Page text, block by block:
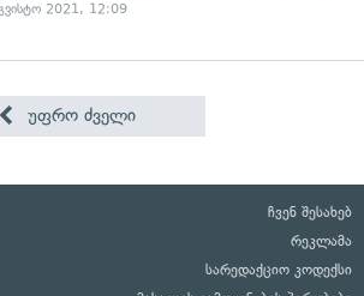
2021, 12:09
უფრო ძველი
ჩვენ შესახებ
რეკლამა
სარედაქციო კოდექსი